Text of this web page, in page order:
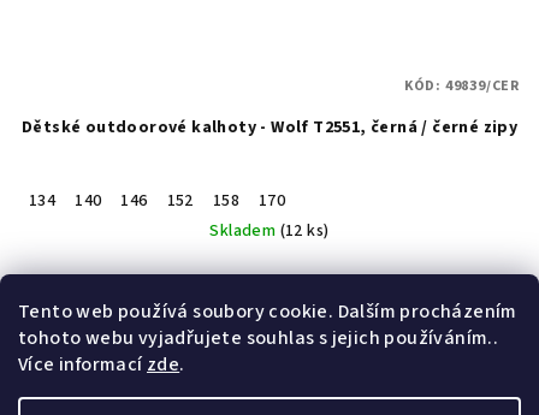
Tento web používá soubory cookie. Dalším procházením
tohoto webu vyjadřujete souhlas s jejich používáním..
Více informacízde.
Dětské outdoorové kalhoty - Wolf T2551, černá / černé zipy
134 140 146 152 158
170
Skladem (12 ks)
Detail
KÓD: 49839/CER
O
8položek celkem